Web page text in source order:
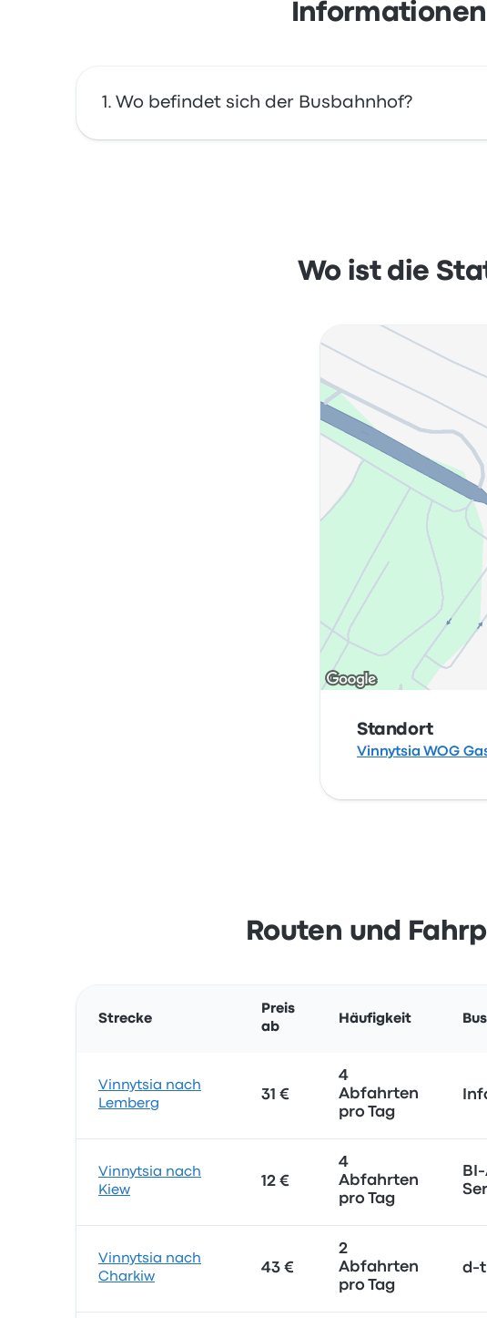
Wo befindet sich der Busbahnhof?
Wo ist die
Standort
Vinnytsia WOG
Routen und
Strecke
Preis
ab
Häufigkeit
Vinnytsia nach
Lemberg
31 €
4
Abfahrten
pro Tag
Vinnytsia nach
Kiew
12 €
4
Abfahrten
pro Tag
Vinnytsia nach
Charkiw
43 €
2
Abfahrten
pro Tag
d-